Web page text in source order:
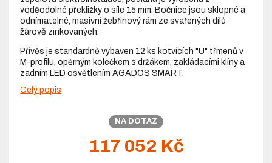
voděodolné překližky o síle 15 mm. Bočnice jsou sklopné a
odnímatelné, masivní žebřinový rám ze svařených dílů
žárově zinkovaných.
Přívěs je standardně vybaven 12 ks kotvících "U" třmenů v
M-profilu, opěrným kolečkem s držákem, zakládacími klíny a
zadním LED osvětlením AGADOS SMART.
Celý popis
NA DOTAZ
117 052 Kč